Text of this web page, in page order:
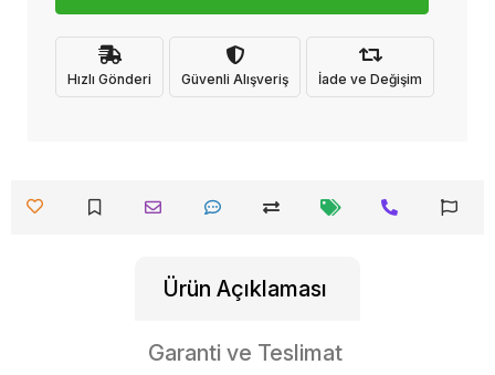
Hızlı Gönderi Güvenli Alışveriş İade ve Değişim
Ürün Açıklaması
Garanti ve Teslimat